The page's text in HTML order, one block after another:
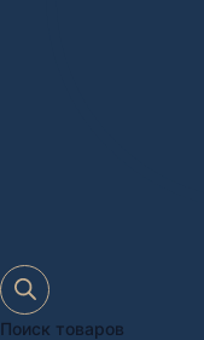
Поиск товаров